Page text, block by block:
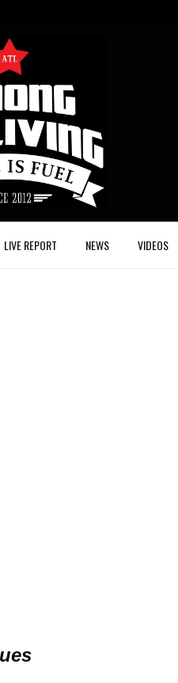
LIVE REPORT NEWS VIDEOS